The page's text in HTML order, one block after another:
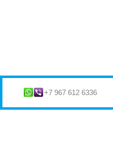
+7 967 612 6336